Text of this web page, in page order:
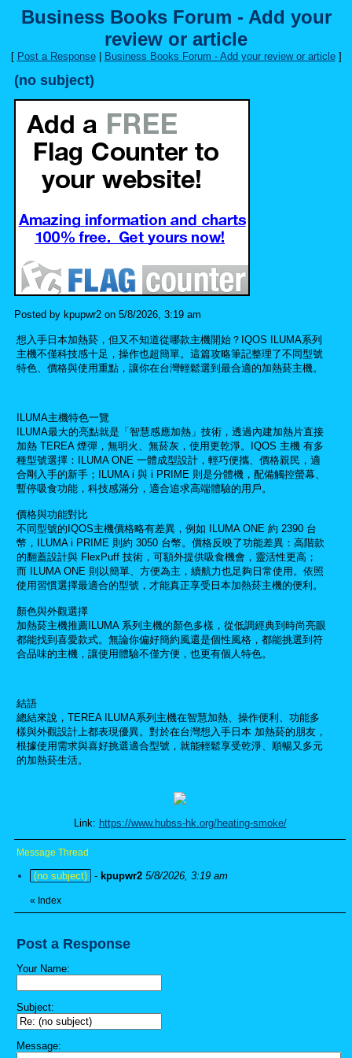
Business Books Forum - Add your
review or article
[ Post a Response| Business Books Forum - Add your review or article]
(no subject)
Posted by kpupwr2 on 5/8/2026, 3:19 am
想入手日本加熱菸，但又不知道從哪款主機開始？IQOS ILUMA系列
主機不僅科技感十足，操作也超簡單。這篇攻略筆記整理了不同型號
特色、價格與使用重點，讓你在台灣輕鬆選到最合適的加熱菸主機。
ILUMA主機特色一覽
ILUMA最大的亮點就是「智慧感應加熱」技術，透過內建加熱片直接
加熱 TEREA 煙彈，無明火、無菸灰，使用更乾淨。IQOS 主機 有多
種型號選擇：ILUMA ONE 一體成型設計，輕巧便攜、價格親民，適
合剛入手的新手；ILUMA i 與 i PRIME 則是分體機，配備觸控螢幕、
暫停吸食功能，科技感滿分，適合追求高端體驗的用戶。
價格與功能對比
不同型號的IQOS主機價格略有差異，例如 ILUMA ONE 約 2390 台
幣，ILUMA i PRIME 則約 3050 台幣。價格反映了功能差異：高階款
的翻蓋設計與 FlexPuff 技術，可額外提供吸食機會，靈活性更高；
而 ILUMA ONE 則以簡單、方便為主，續航力也足夠日常使用。依照
使用習慣選擇最適合的型號，才能真正享受日本加熱菸主機的便利。
顏色與外觀選擇
加熱菸主機推薦ILUMA 系列主機的顏色多樣，從低調經典到時尚亮眼
都能找到喜愛款式。無論你偏好簡約風還是個性風格，都能挑選到符
合品味的主機，讓使用體驗不僅方便，也更有個人特色。
結語
總結來說，TEREA ILUMA系列主機在智慧加熱、操作便利、功能多
樣與外觀設計上都表現優異。對於在台灣想入手日本 加熱菸的朋友，
根據使用需求與喜好挑選適合型號，就能輕鬆享受乾淨、順暢又多元
的加熱菸生活。
Link: https://www.hubss-hk.org/heating-smoke/
Message Thread
(no subject) - kpupwr2 5/8/2026, 3:19 am
« Index
Post a Response
Your Name:
Subject:
Message: